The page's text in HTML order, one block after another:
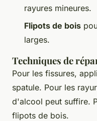
rayures mineures.
Flipots de bois
larges.
Techniques de
Pour les fissures,
spatule. Pour les
d'alcool peut suffire.
flipots de bois.